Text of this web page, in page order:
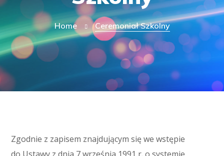
Home Ceremoniał Szkolny
Zgodnie z zapisem znajdującym się we wstępie